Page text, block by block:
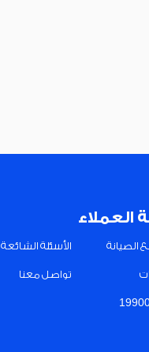
العملاء
الصيانة الأسئلة الشائعة
تواصل معنا